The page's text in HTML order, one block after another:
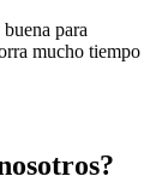
para
mucho tiempo